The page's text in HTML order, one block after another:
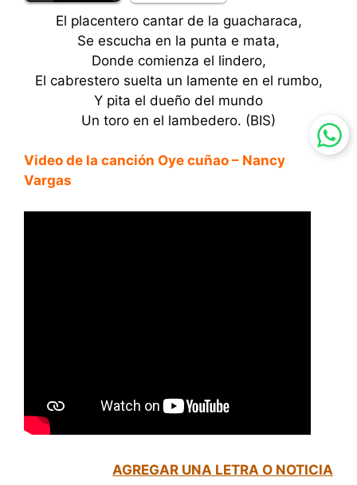
El placentero cantar de la guacharaca,
Se escucha en la punta e mata,
Donde comienza el lindero,
El cabrestero suelta un lamente en el rumbo,
Y pita el dueño del mundo
Un toro en el lambedero. (BIS)
Video de la canción Oye cuñao – Nancy
Vargas
AGREGAR UNA LETRA O NOTICIA